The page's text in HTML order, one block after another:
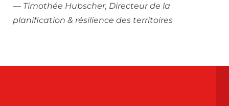
— Timothée Hubscher, Directeur de la
planification & résilience des territoires